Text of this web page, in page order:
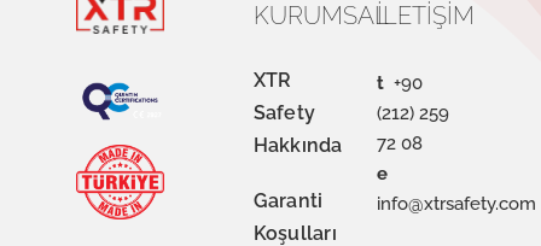
KURUMSAL
XTR
Safety
Hakkında
Garanti
Koşulları
İLETIŞIM
t +90
(212) 259
72 08
e
info@xtrsafety.com